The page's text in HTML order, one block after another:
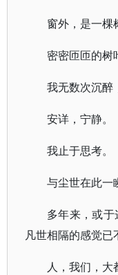
窗外，是一棵
密密匝匝的树
我无数次沉醉
安详，宁静。
我止于思考。
与尘世在此一
多年来，或
凡世相隔的感觉已
人，我们，大